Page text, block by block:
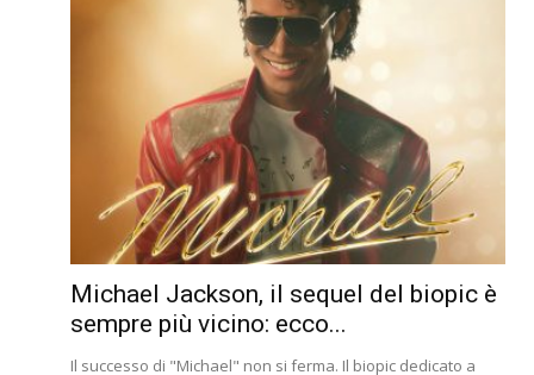
Michael Jackson, il sequel del biopic è
sempre più vicino: ecco...
Il successo di "Michael" non si ferma. Il biopic dedicato a